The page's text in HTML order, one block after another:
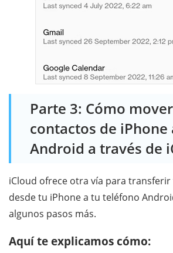
Parte 3: Cómo mover
contactos de iPhone
Android a través de
iCloud ofrece otra vía para
desde tu iPhone a tu teléfono
algunos pasos más.
Aquí te explicamos cómo: